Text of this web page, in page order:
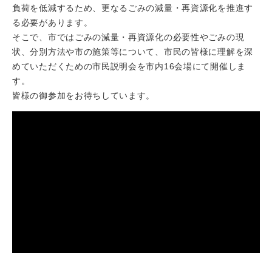
負荷を低減するため、更なるごみの減量・再資源化を推進す
る必要があります。
そこで、市ではごみの減量・再資源化の必要性やごみの現
状、分別方法や市の施策等について、市民の皆様に理解を深
めていただくための市民説明会を市内16会場にて開催しま
す。
皆様の御参加をお待ちしています。